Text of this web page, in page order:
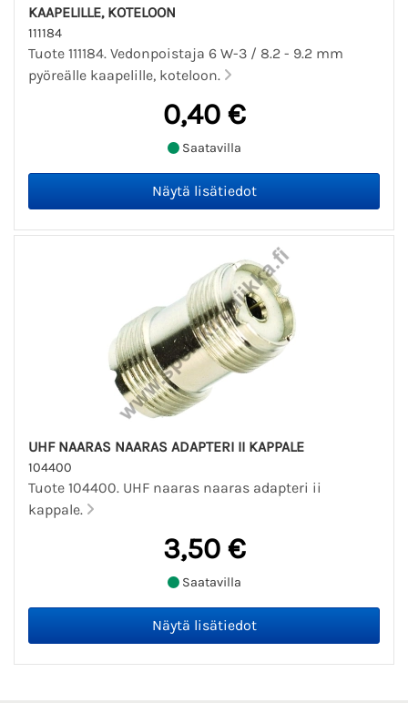
KAAPELILLE, KOTELOON
111184
Tuote 111184. Vedonpoistaja 6 W-3 / 8.2 - 9.2 mm
pyöreälle kaapelille, koteloon.
0,40 €
Saatavilla
UHF NAARAS NAARAS ADAPTERI II KAPPALE
104400
Tuote 104400. UHF naaras naaras adapteri ii
kappale.
3,50 €
Saatavilla